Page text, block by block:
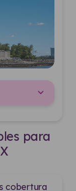
para
cobertura